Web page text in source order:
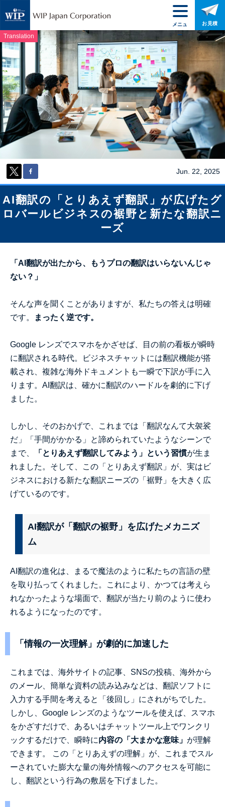
Translation
Jun. 22, 2025
AI翻訳の「とりあえず翻訳」が広げたグ
ロバールビジネスの裾野と新たな翻訳ニ
ーズ
「AI翻訳が出たから、もうプロの翻訳はいらないんじゃ
ない？」
そんな声を聞くことがありますが、私たちの答えは明確
です。
まったく逆です。
Google レンズでスマホをかざせば、目の前の看板が瞬時
に翻訳される時代。ビジネスチャットには翻訳機能が搭
載され、複雑な海外ドキュメントも一瞬で下訳が手に入
ります。AI翻訳は、確かに翻訳のハードルを劇的に下げ
ました。
しかし、そのおかげで、これまでは「翻訳なんて大袈裟
だ」「手間がかかる」と諦められていたようなシーンで
まで、
「とりあえず翻訳してみよう」という習慣が生ま
れました。そして、この「とりあえず翻訳」が、実はビ
ジネスにおける新たな翻訳ニーズの「裾野」を大きく広
げているのです。
AI翻訳が「翻訳の裾野」を広げたメカニズ
ム
AI翻訳の進化は、まるで魔法のように私たちの言語の壁
を取り払ってくれました。これにより、かつては考えら
れなかったような場面で、翻訳が当たり前のように使わ
れるようになったのです。
「情報の一次理解」が劇的に加速した
これまでは、海外サイトの記事、SNSの投稿、海外から
のメール、簡単な資料の読み込みなどは、翻訳ソフトに
入力する手間を考えると「後回し」にされがちでした。
しかし、Google レンズのようなツールを使えば、スマホ
をかざすだけで、あるいはチャットツール上でワンクリ
ックするだけで、瞬時に内容の「大まかな意味」 が理解
できます。 この「とりあえずの理解」が、これまでスル
ーされていた膨大な量の海外情報へのアクセスを可能に
し、翻訳という行為の敷居を下げました。
メニュ
ー
お見積